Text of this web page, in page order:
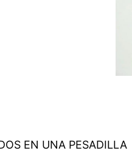
EN UNA PESADILLA